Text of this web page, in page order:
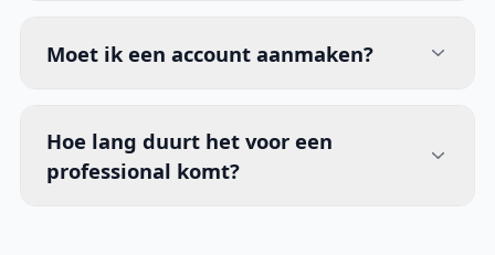
Moet ik een account aanmaken?
Hoe lang duurt het voor een
professional komt?